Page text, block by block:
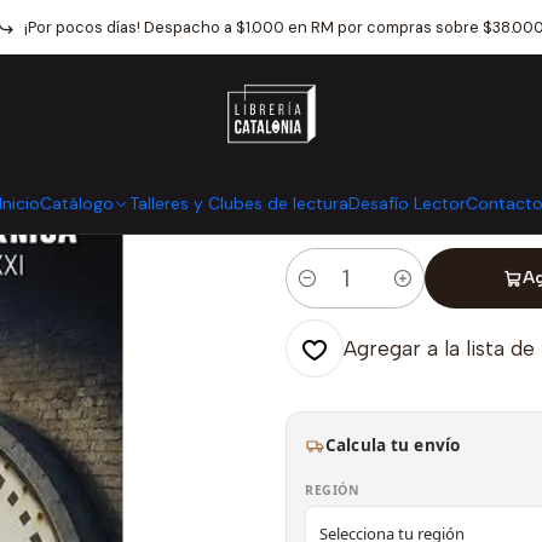
InicioCatálogo Talleres y Clubes de lecturaDesafío LectorContacto
¡Por pocos días! Despacho a $1.000 en RM por compras sobre $38.000
Inicio Catálogo Ciencias Sociales Caminando Por La Cornisa
|
Caminando
Mostrar stock de
Cantidad
Agregar a la lista
Calcula tu envío
REGIÓN